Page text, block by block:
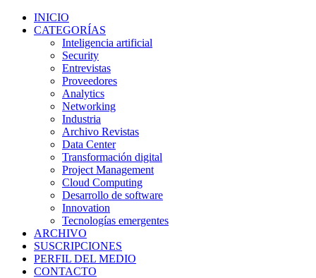
INICIO
CATEGORÍAS
Inteligencia artificial
Security
Entrevistas
Proveedores
Analytics
Networking
Industria
Archivo Revistas
Data Center
Transformación digital
Project Management
Cloud Computing
Desarrollo de software
Innovation
Tecnologías emergentes
ARCHIVO
SUSCRIPCIONES
PERFIL DEL MEDIO
CONTACTO